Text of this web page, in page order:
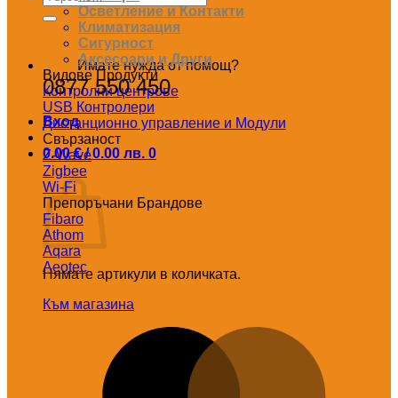
за:
Имате нужда от помощ?
0877 550 450
Вход
0.00€/ 0.00 лв. 0
Количка
Нямате артикули в количката.
Към магазина
Осветление и Контакти
Климатизация
Сигурност
Аксесоари и Други
Видове Продукти
Контролни центрове
USB Контролери
Дистанционно управление и Модули
Свързаност
Z-Wave
Zigbee
Wi-Fi
Препоръчани Брандове
Fibaro
Athom
Aqara
Aeotec